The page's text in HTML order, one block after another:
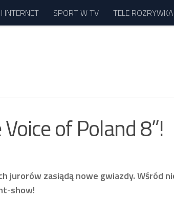
INTERNET SPORT W TV TELE
of Poland 8”!
jurorów zasiądą nowe gwiazdy. Wśród
show!